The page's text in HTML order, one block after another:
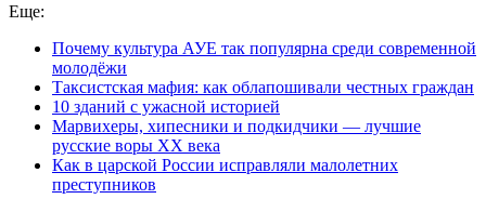
Еще:
Почему культура АУЕ так популярна среди современной
молодёжи
Таксистская мафия: как облапошивали честных граждан
10 зданий с ужасной историей
Марвихеры, хипесники и подкидчики — лучшие
русские воры XX века
Как в царской России исправляли малолетних
преступников